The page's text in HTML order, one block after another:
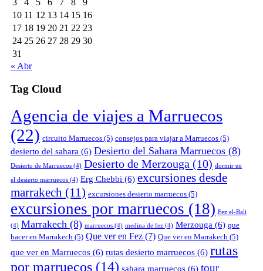
3
4 5 6 7 8
9
10 11 12 13 14 15 16
17 18 19 20 21 22 23
24 25 26 27 28 29 30
31
« Abr
Tag Cloud
Agencia de viajes a Marruecos
(22) circuito Marruecos (5) consejos para viajar a Marruecos (5)
desierto del sahara (6) Desierto del Sahara Marruecos (8)
Desierto de Marruecos (4) Desierto de Merzouga (10) dormir en
el desierto marruecos (4) Erg Chebbi (6) excursiones desde
marrakech (11) excursiones desierto marruecos (5)
excursiones por marruecos (18) Fez el-Bali
(4) Marrakech (8) marruecos (4) medina de fez (4) Merzouga (6) que
hacer en Marrakech (5) Que ver en Fez (7) Que ver en Marrakech (5)
que ver en Marruecos (6) rutas desierto marruecos (6) rutas
por marruecos (14) sahara marruecos (6) tour